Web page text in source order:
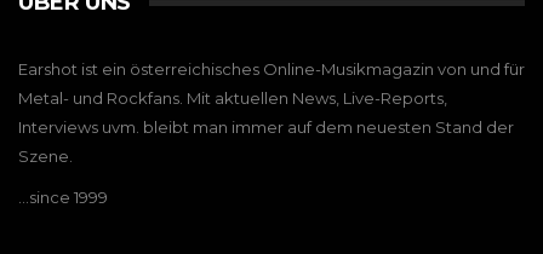
Earshot ist ein österreichisches Online-Musikmagazin von und für
Metal- und Rockfans. Mit aktuellen News, Live-Reports,
Interviews uvm. bleibt man immer auf dem neuesten Stand der
Szene.
…since 1999